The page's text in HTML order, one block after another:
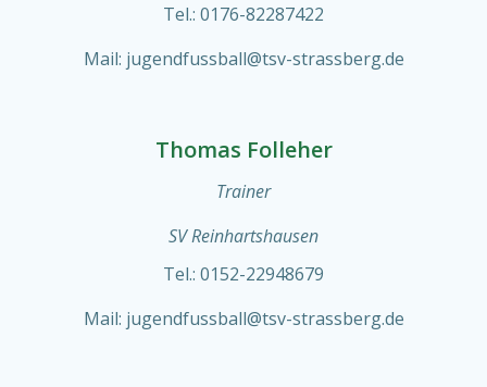
Tel.: 0176-82287422
Mail: jugendfussball@tsv-strassberg.de
Thomas Folleher
Trainer
SV Reinhartshausen
Tel.: 0152-22948679
Mail: jugendfussball@tsv-strassberg.de